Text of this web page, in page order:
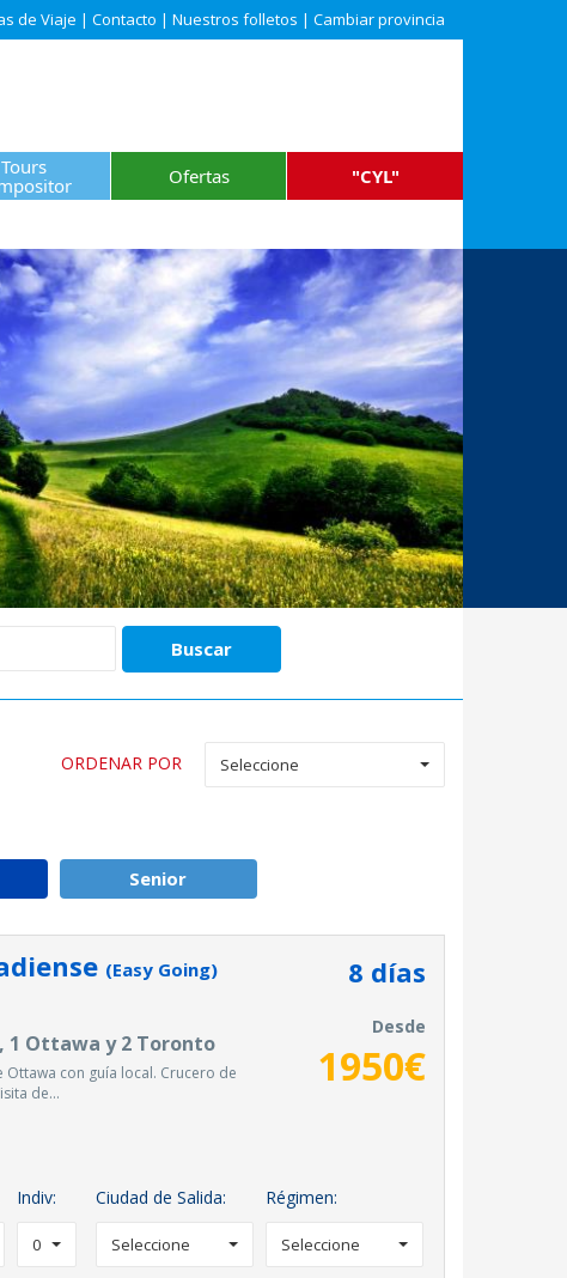
de Viaje | Contacto | Nuestros folletos | Cambiar provincia
Tours
Ofertas "CYL"
ORDENAR POR Seleccione
Senior
(Easy Going)
1 Ottawa y 2 Toronto
con guía local. Crucero de
de...
8 días
Desde
1950€
Indiv:
0
Ciudad de Salida:
Seleccione
Régimen:
Seleccione